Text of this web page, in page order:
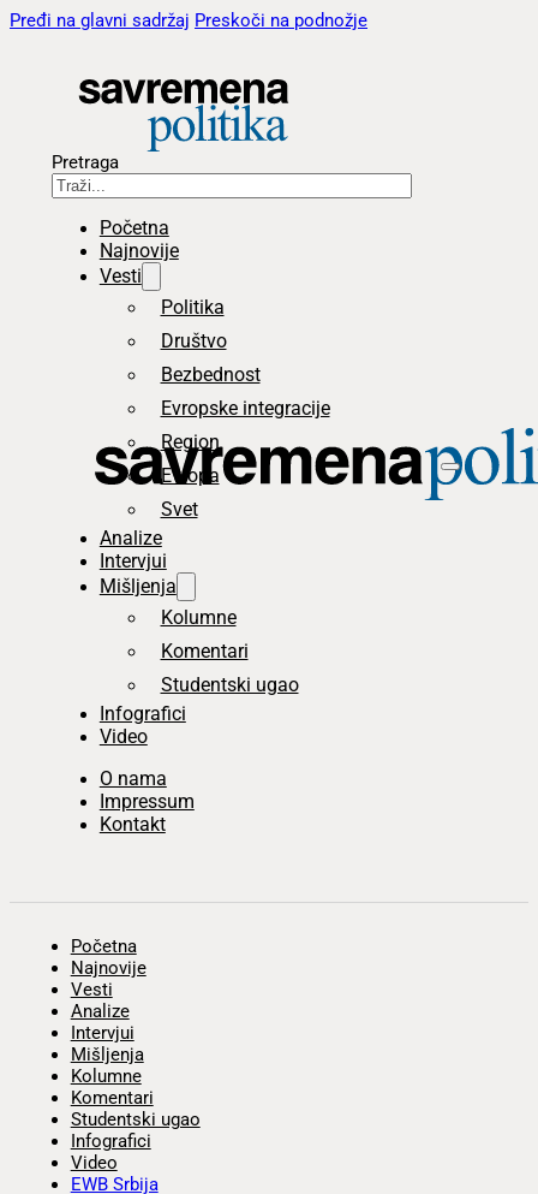
Pređi na glavni sadržaj Preskoči na podnožje
Pretraga
Početna
Najnovije
Vesti
Politika
Društvo
Bezbednost
Evropske integracije
Region
Evropa
Svet
Analize
Intervjui
Mišljenja
Kolumne
Komentari
Studentski ugao
Infografici
Video
O nama
Impressum
Kontakt
Početna
Najnovije
Vesti
Analize
Intervjui
Mišljenja
Kolumne
Komentari
Studentski ugao
Infografici
Video
EWB Srbija